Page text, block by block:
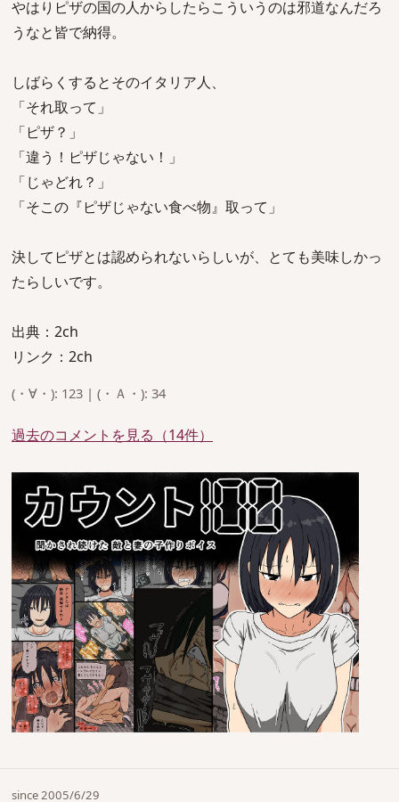
やはりピザの国の人からしたらこういうのは邪道なんだろ
うなと皆で納得。
しばらくするとそのイタリア人、
「それ取って」
「ピザ？」
「違う！ピザじゃない！」
「じゃどれ？」
「そこの『ピザじゃない食べ物』取って」
決してピザとは認められないらしいが、とても美味しかっ
たらしいです。
出典：2ch
リンク：2ch
(・∀・): 123 | (・Ａ・): 34
過去のコメントを見る（14件）
since 2005/6/29